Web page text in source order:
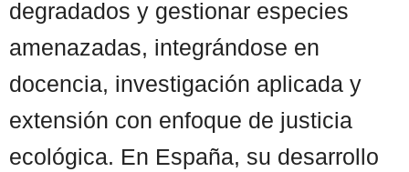
degradados y gestionar especies
amenazadas, integrándose en
docencia, investigación aplicada y
extensión con enfoque de justicia
ecológica. En España, su desarrollo